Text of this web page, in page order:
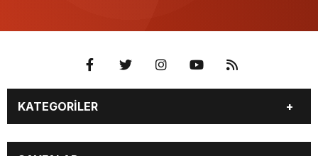
KATEGORİLER
EĞİTİM
EKONOMİ